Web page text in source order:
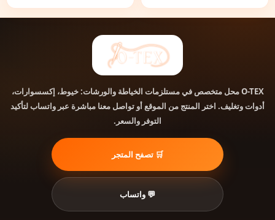
O-TEXمحل متخصص في مستلزمات الخياطة والورشات: خيوط، إكسسوارات،
أدوات وتغليف. اختر المنتج من الموقع أو تواصل معنا مباشرة عبر واتساب لتأكيد
التوفر والسعر.
🛒 تصفح المتجر
💬 واتساب